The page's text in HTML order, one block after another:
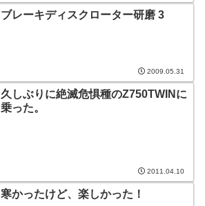
ブレーキディスクローター研磨 3
2009.05.31
久しぶりに絶滅危惧種のZ750TWINに
乗った。
2011.04.10
寒かったけど、楽しかった！